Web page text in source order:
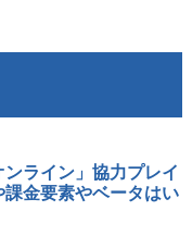
ンライン」協力プレイ
金要素やベータはい